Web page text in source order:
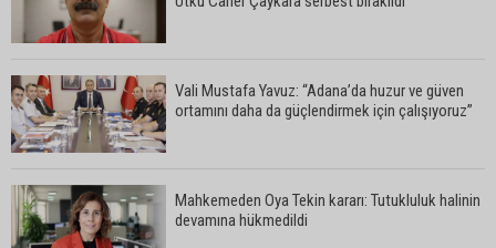
Vali Mustafa Yavuz: “Adana’da huzur ve güven
ortamını daha da güçlendirmek için çalışıyoruz”
Mahkemeden Oya Tekin kararı: Tutukluluk halinin
devamına hükmedildi